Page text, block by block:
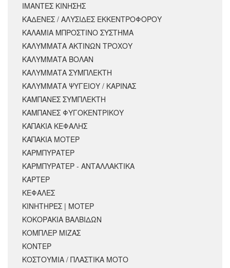
ΙΜΑΝΤΕΣ ΚΙΝΗΣΗΣ
ΚΑΔΕΝΕΣ / ΑΛΥΣΙΔΕΣ ΕΚΚΕΝΤΡΟΦΟΡΟΥ
ΚΑΛΑΜΙΑ ΜΠΡΟΣΤΙΝΟ ΣΥΣΤΗΜΑ
ΚΑΛΥΜΜΑΤΑ ΑΚΤΙΝΩΝ ΤΡΟΧΟΥ
ΚΑΛΥΜΜΑΤΑ ΒΟΛΑΝ
ΚΑΛΥΜΜΑΤΑ ΣΥΜΠΛΕΚΤΗ
ΚΑΛΥΜΜΑΤΑ ΨΥΓΕΙΟΥ / ΚΑΡΙΝΑΣ
ΚΑΜΠΑΝΕΣ ΣΥΜΠΛΕΚΤΗ
ΚΑΜΠΑΝΕΣ ΦΥΓΟΚΕΝΤΡΙΚΟΥ
ΚΑΠΑΚΙΑ ΚΕΦΑΛΗΣ
ΚΑΠΑΚΙΑ ΜΟΤΕΡ
ΚΑΡΜΠΥΡΑΤΕΡ
ΚΑΡΜΠΥΡΑΤΕΡ - ΑΝΤΑΛΛΑΚΤΙΚΑ
ΚΑΡΤΕΡ
ΚΕΦΑΛΕΣ
ΚΙΝΗΤΗΡΕΣ | ΜΟΤΕΡ
ΚΟΚΟΡΑΚΙΑ ΒΑΛΒΙΔΩΝ
ΚΟΜΠΛΕΡ ΜΙΖΑΣ
ΚΟΝΤΕΡ
ΚΟΣΤΟΥΜΙΑ / ΠΛΑΣΤΙΚΑ ΜΟΤΟ